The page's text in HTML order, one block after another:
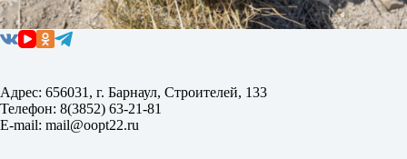
Адрес: 656031, г. Барнаул, Строителей, 133
Телефон: 8(3852) 63-21-81
E-mail: mail@oopt22.ru